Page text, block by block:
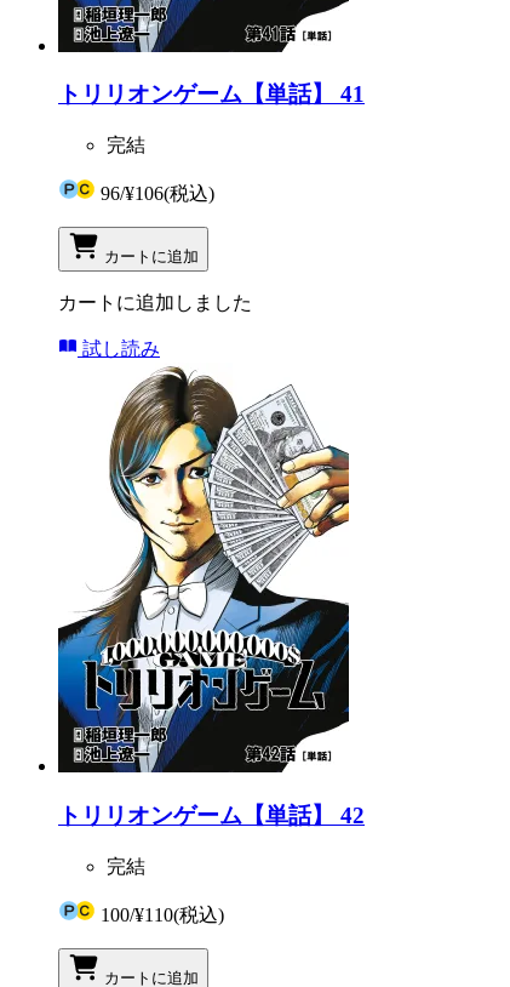
トリリオンゲーム【単話】 41
完結
96/¥106(税込)
カートに追加
カートに追加しました
試し読み
トリリオンゲーム【単話】 42
完結
100/¥110(税込)
カートに追加